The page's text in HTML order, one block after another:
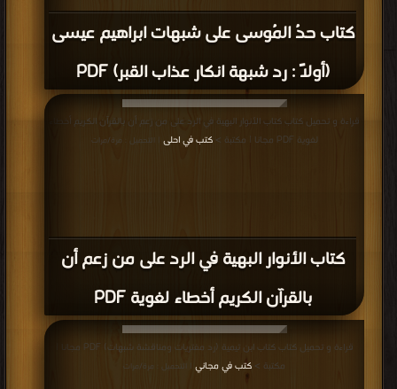
كتاب حدُ المُوسى على شبهات ابراهيم عيسى
(أولاً : رد شبهة انكار عذاب القبر) PDF
كتاب الأنوار البهية في الرد على من زعم أن
بالقرآن الكريم أخطاء لغوية PDF
قراءة و تحميل كتاب كتاب الأنوار البهية في الرد على من زعم أن بالقرآن الكريم أخطاء
لغوية PDF مجانا | مكتبة >
كتب في احلى | التحميل : مرة/مرات
قراءة و تحميل كتاب كتاب ابن تيمية (رد مفتريات ومناقشة شبهات) PDF مجانا |
مكتبة > كتب في مجاني | التحميل : مرة/مرات